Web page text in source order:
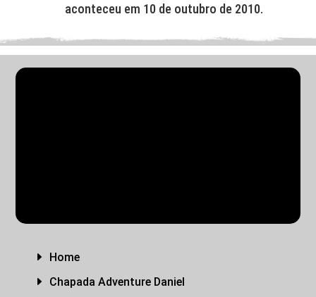
aconteceu em 10 de outubro de 2010.
E Home
E Chapada Adventure Daniel